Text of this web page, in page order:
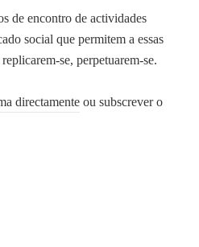
de encontro de actividades
social que permitem a essas
se, perpetuarem-se.
directamente ou subscrever o